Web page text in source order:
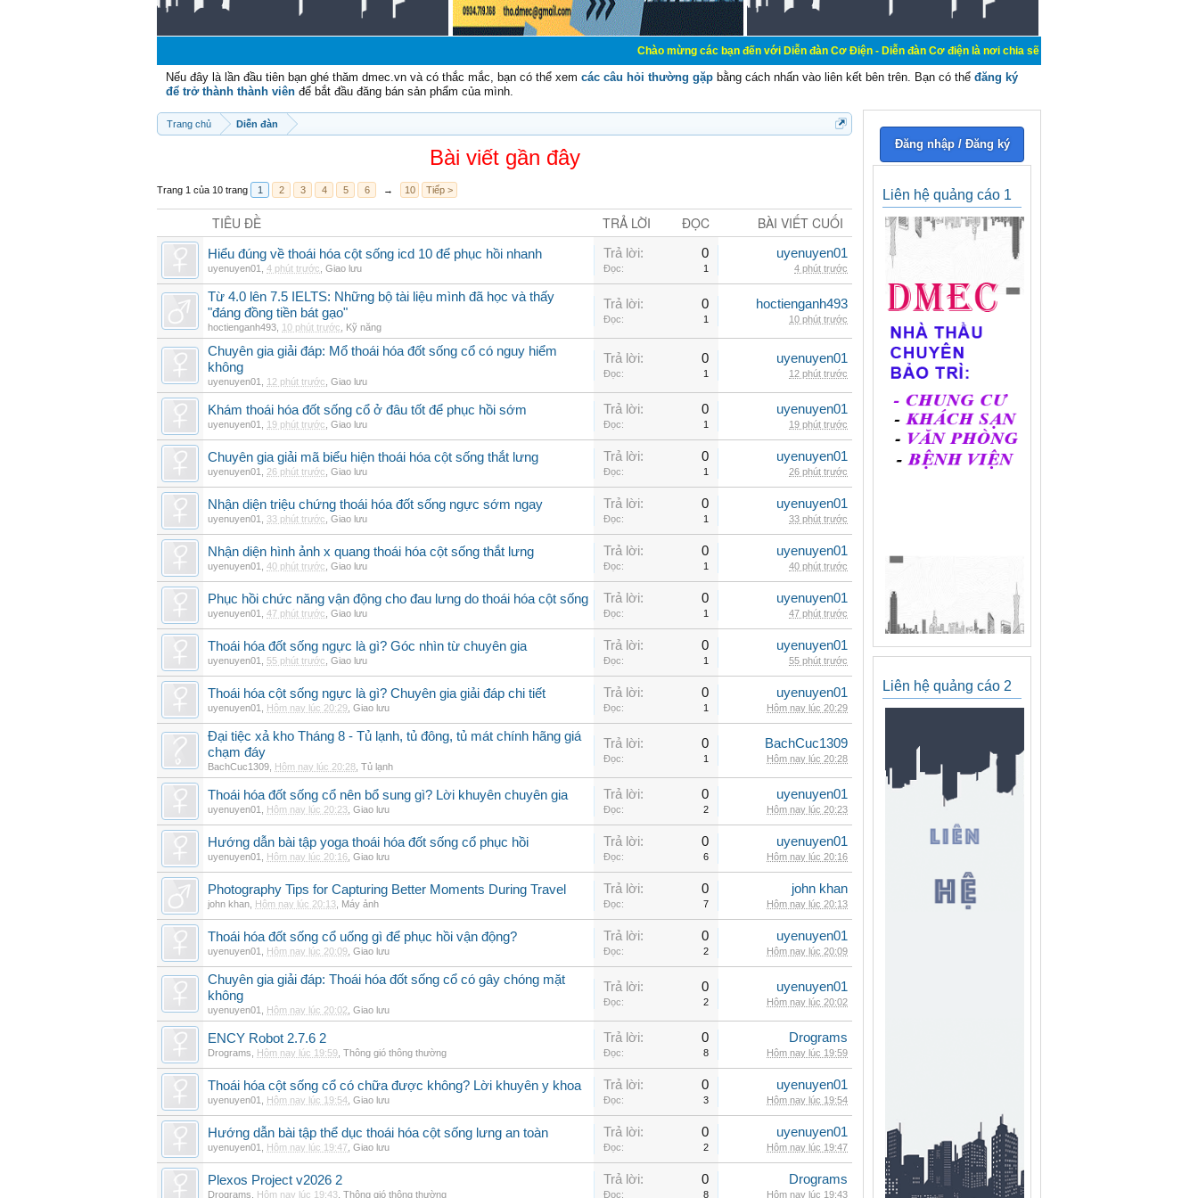
Chào mừng các bạn đến với Diễn đàn Cơ Điện - Diễn đàn Cơ điện là nơi chia sẽ kiến thức kinh nghiệm trong lãnh vực
Nếu đây là lần đầu tiên bạn ghé thăm dmec.vn và có thắc mắc, bạn có thể xem các câu hỏi thường gặp bằng cách nhấn vào liên kết bên trên. Bạn có thể đăng ký
để trở thành thành viên để bắt đầu đăng bán sản phẩm của mình.
Trang chủ Diễn đàn
Bài viết gần đây
Trang 1 của 10 trang 1 2 3 4 5 6 → 10 Tiếp >
TIÊU ĐỀ TRẢ LỜI ĐỌC BÀI VIẾT CUỐI
Hiểu đúng về thoái hóa cột sống icd 10 để phục hồi nhanh
uyenuyen01 4 phút trước Giao lưu
Trả lời: 0
Đọc: 1
uyenuyen01
4 phút trước
Từ 4.0 lên 7.5 IELTS: Những bộ tài liệu mình đã học và thấy
"đáng đồng tiền bát gạo"
hoctienganh493 10 phút trước Kỹ năng
Trả lời: 0
Đọc: 1
hoctienganh493
10 phút trước
Chuyên gia giải đáp: Mổ thoái hóa đốt sống cổ có nguy hiểm
không
uyenuyen01 12 phút trước Giao lưu
Trả lời: 0
Đọc: 1
uyenuyen01
12 phút trước
Khám thoái hóa đốt sống cổ ở đâu tốt để phục hồi sớm
uyenuyen01 19 phút trước Giao lưu
Trả lời: 0
Đọc: 1
uyenuyen01
19 phút trước
Chuyên gia giải mã biểu hiện thoái hóa cột sống thắt lưng
uyenuyen01 26 phút trước Giao lưu
Trả lời: 0
Đọc: 1
uyenuyen01
26 phút trước
Nhận diện triệu chứng thoái hóa đốt sống ngực sớm ngay
uyenuyen01 33 phút trước Giao lưu
Trả lời: 0
Đọc: 1
uyenuyen01
33 phút trước
Nhận diện hình ảnh x quang thoái hóa cột sống thắt lưng
uyenuyen01 40 phút trước Giao lưu
Trả lời: 0
Đọc: 1
uyenuyen01
40 phút trước
Phục hồi chức năng vận động cho đau lưng do thoái hóa cột sống
uyenuyen01 47 phút trước Giao lưu
Trả lời: 0
Đọc: 1
uyenuyen01
47 phút trước
Thoái hóa đốt sống ngực là gì? Góc nhìn từ chuyên gia
uyenuyen01 55 phút trước Giao lưu
Trả lời: 0
Đọc: 1
uyenuyen01
55 phút trước
Thoái hóa cột sống ngực là gì? Chuyên gia giải đáp chi tiết
uyenuyen01 Hôm nay lúc 20:29 Giao lưu
Trả lời: 0
Đọc: 1
uyenuyen01
Hôm nay lúc 20:29
Đại tiệc xả kho Tháng 8 - Tủ lạnh, tủ đông, tủ mát chính hãng giá
chạm đáy
BachCuc1309 Hôm nay lúc 20:28 Tủ lạnh
Trả lời: 0
Đọc: 1
BachCuc1309
Hôm nay lúc 20:28
Thoái hóa đốt sống cổ nên bổ sung gì? Lời khuyên chuyên gia
uyenuyen01 Hôm nay lúc 20:23 Giao lưu
Trả lời: 0
Đọc: 2
uyenuyen01
Hôm nay lúc 20:23
Hướng dẫn bài tập yoga thoái hóa đốt sống cổ phục hồi
uyenuyen01 Hôm nay lúc 20:16 Giao lưu
Trả lời: 0
Đọc: 6
uyenuyen01
Hôm nay lúc 20:16
Photography Tips for Capturing Better Moments During Travel
john khan Hôm nay lúc 20:13 Máy ảnh
Trả lời: 0
Đọc: 7
john khan
Hôm nay lúc 20:13
Thoái hóa đốt sống cổ uống gì để phục hồi vận động?
uyenuyen01 Hôm nay lúc 20:09 Giao lưu
Trả lời: 0
Đọc: 2
uyenuyen01
Hôm nay lúc 20:09
Chuyên gia giải đáp: Thoái hóa đốt sống cổ có gây chóng mặt
không
uyenuyen01 Hôm nay lúc 20:02 Giao lưu
Trả lời: 0
Đọc: 2
uyenuyen01
Hôm nay lúc 20:02
ENCY Robot 2.7.6 2
Drograms Hôm nay lúc 19:59 Thông gió thông thường
Trả lời: 0
Đọc: 8
Drograms
Hôm nay lúc 19:59
Thoái hóa cột sống cổ có chữa được không? Lời khuyên y khoa
uyenuyen01 Hôm nay lúc 19:54 Giao lưu
Trả lời: 0
Đọc: 3
uyenuyen01
Hôm nay lúc 19:54
Hướng dẫn bài tập thể dục thoái hóa cột sống lưng an toàn
uyenuyen01 Hôm nay lúc 19:47 Giao lưu
Trả lời: 0
Đọc: 2
uyenuyen01
Hôm nay lúc 19:47
Plexos Project v2026 2
Drograms Hôm nay lúc 19:43 Thông gió thông thường
Trả lời: 0
Đọc: 8
Drograms
Hôm nay lúc 19:43
Đăng nhập / Đăng ký
Liên hệ quảng cáo 1
Liên hệ quảng cáo 2